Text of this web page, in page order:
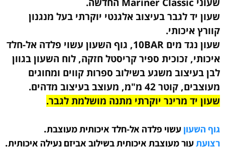
שעון יד לגבר בעיצוב אלגנטי יוקרתי בעל מנגנון
קוורץ איכותי.
שעון נגד מים 10BAR, גוף השעון עשוי פלדה אל-חלד
איכותי, זכוכית ספיר קריסטל חזקה, לוח השעון בגוון
לבן בעיצוב משגע בשילוב ספרות קווים ומחוגים
מעוצבים, קוטר 42 מ"מ, מעוצב בעיצוב מדהים.
שעון יד מרינר יוקרתי מתנה מושלמת לגבר.
גוף השעון עשוי פלדה אל-חלד איכותית מעוצבת.
רצועתעור מעוצבת איכותית בשילוב אביזם נעילה איכותית.